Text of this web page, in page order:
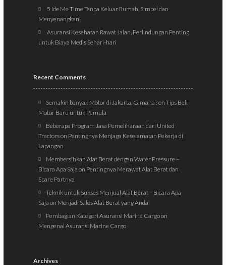
5 Ide Me Time Tanpa Keluar Rumah, Simpel dan
Menyenangkan!
Asuransi Kesehatan Rawat Jalan, Perlindungan Penting
untuk Biaya Medis Sehari-hari
Recent Comments
Semakin banyak Motor di Jakarta, Gimana?onTips Beli
Motor Baru untuk Pemula
Beberapa Program Jasa Pemeliharaan dari United
Tractorson Pentingnya Menjaga Keselamatan Pekerja di
Lapangan
Membersihkan Alat Berat dengan Water Pressure –
Bicara Apa Saja on Pentingnya Merawat Alat Berat dan
Spare Partnya
Teknik untuk Sukses Menjual Alat Berat – Bicara Apa
Saja on Menjadi Sales Alat Berat yang Andal
Pembagian Kategori Asuransi Marine Cargoon
Mengenal Asuransi Marine Cargo
Archives